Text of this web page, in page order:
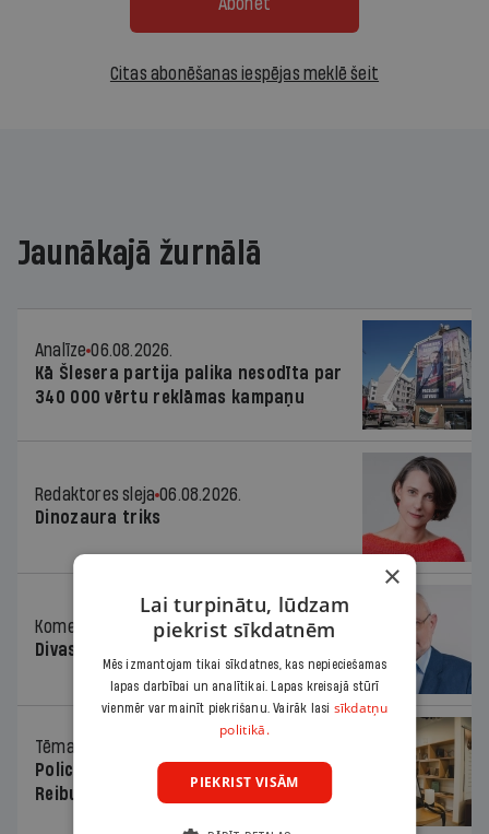
Abonēt
Citas abonēšanas iespējas meklē šeit
Jaunākajā žurnālā
Analīze 06.08.2026.
Kā Šlesera partija palika nesodīta par
340 000 vērtu reklāmas kampaņu
Redaktores sleja 06.08.2026.
Dinozaura triks
Komentārs
06.08.2026.
Divas koalīcijas
Tēma
Policists cietumā, skolotājs – kapos.
Reibuma cena Priekulē
×
Lai turpinātu, lūdzam
piekrist sīkdatnēm
Mēs izmantojam tikai sīkdatnes, kas nepieciešamas
lapas darbībai un analītikai. Lapas kreisajā stūrī
vienmēr var mainīt piekrišanu. Vairāk lasi sīkdatņu
politikā.
PIEKRIST VISĀM